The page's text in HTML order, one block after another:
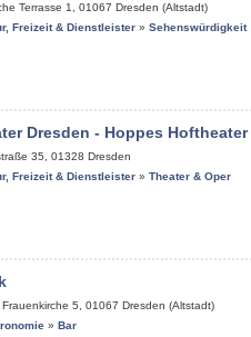
Terrasse 1 01067 Dresden (Altstadt)
Freizeit & Dienstleister » Sehenswürdigkeit
Dresden - Hoppes Hoftheater
35 01328 Dresden
Freizeit & Dienstleister » Theater & Oper
5 01067 Dresden (Altstadt)
» Bar